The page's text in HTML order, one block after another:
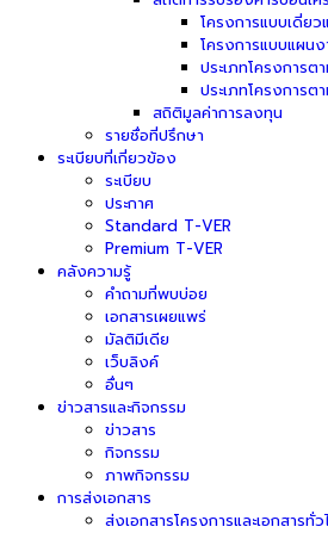
โครงการแบบเดี่ย
โครงการแบบแผนง
ประเภทโครงการ
ประเภทโครงการต
สถิติมูลค่าการลงทุน
รายชื่อที่ปรึกษา
ระเบียบที่เกี่ยวข้อง
ระเบียบ
ประกาศ
Standard T-VER
Premium T-VER
คลังความรู้
คำถามที่พบบ่อย
เอกสารเผยแพร่
มัลติมีเดีย
เว็บลิงค์
อื่นๆ
ข่าวสารและกิจกรรม
ข่าวสาร
กิจกรรม
ภาพกิจกรรม
การส่งเอกสาร
ส่งเอกสารโครงการและเอกสารทั่ว